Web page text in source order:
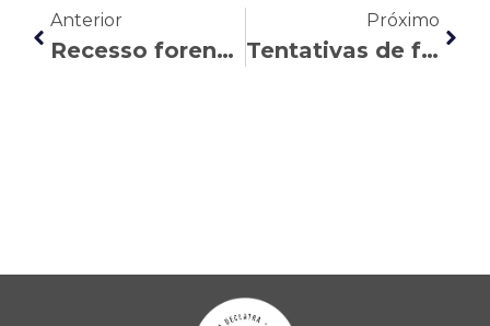
Anterior
Recesso forense interrompe atividades dos escritórios
Próximo
Tentativas de fraude podem acontecer mesmo no recesso dos escritórios